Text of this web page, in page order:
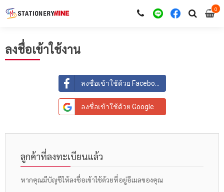
00
ลงชื่อเข้าใช้งาน
ลงชื่อเข้าใช้ด้วย Facebook
ลงชื่อเข้าใช้ด้วย Google
ลูกค้าที่ลงทะเบียนแล้ว
หากคุณมีบัญชีให้ลงชื่อเข้าใช้ด้วยที่อยู่อีเมลของคุณ